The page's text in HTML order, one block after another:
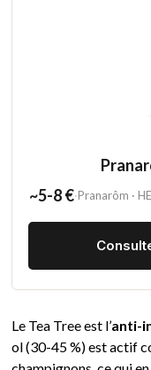
~5-8 €·Pranarôm ·
Le Tea Tree est l’anti-
ol (30-45 %) est actif